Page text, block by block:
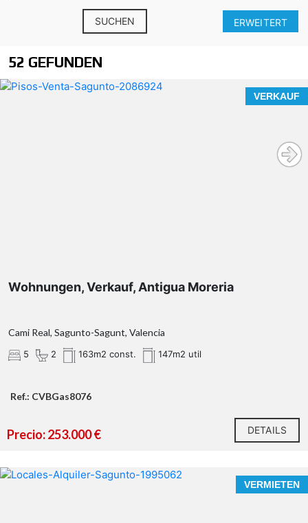
ERWEITERT
SUCHEN
52 GEFUNDEN
VERKAUF
Wohnungen, Verkauf, Antigua Moreria
Cami Real, Sagunto-Sagunt, Valencia
5 2 163m2 const. 147m2 util
Ref.: CVBGas8076
Precio: 253.000 € DETAILS
VERMIETEN